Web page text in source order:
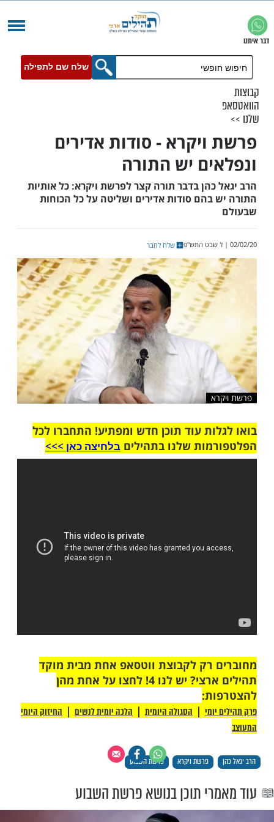
שלח שם לתפילה
- סודות אדירים
יש התורה
בהם סודות אדירים ושליטה על כל הכוחות
שלח לחבר
עוד תוכן חדש ומפתיע! התחברו לכל
שלנו בתהילים בלחיצה כאן >>>​